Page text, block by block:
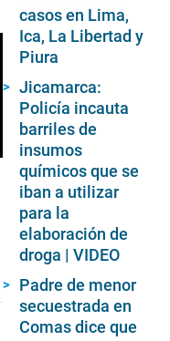
casos en Lima,
Ica, La Libertad y
Piura
Jicamarca:
Policía incauta
barriles de
insumos
químicos que se
iban a utilizar
para la
elaboración de
droga | VIDEO
Padre de menor
secuestrada en
Comas dice que